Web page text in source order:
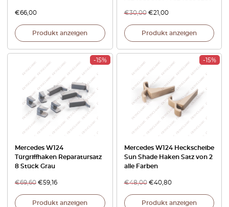
€66,00
Produkt anzeigen
€30,00 €21,00
Produkt anzeigen
-15%
Mercedes W124
Türgriffhaken Reparatursatz
8 Stück Grau
€69,60 €59,16
Produkt anzeigen
-15%
Mercedes W124 Heckscheibe
Sun Shade Haken Satz von 2
alle Farben
€48,00 €40,80
Produkt anzeigen